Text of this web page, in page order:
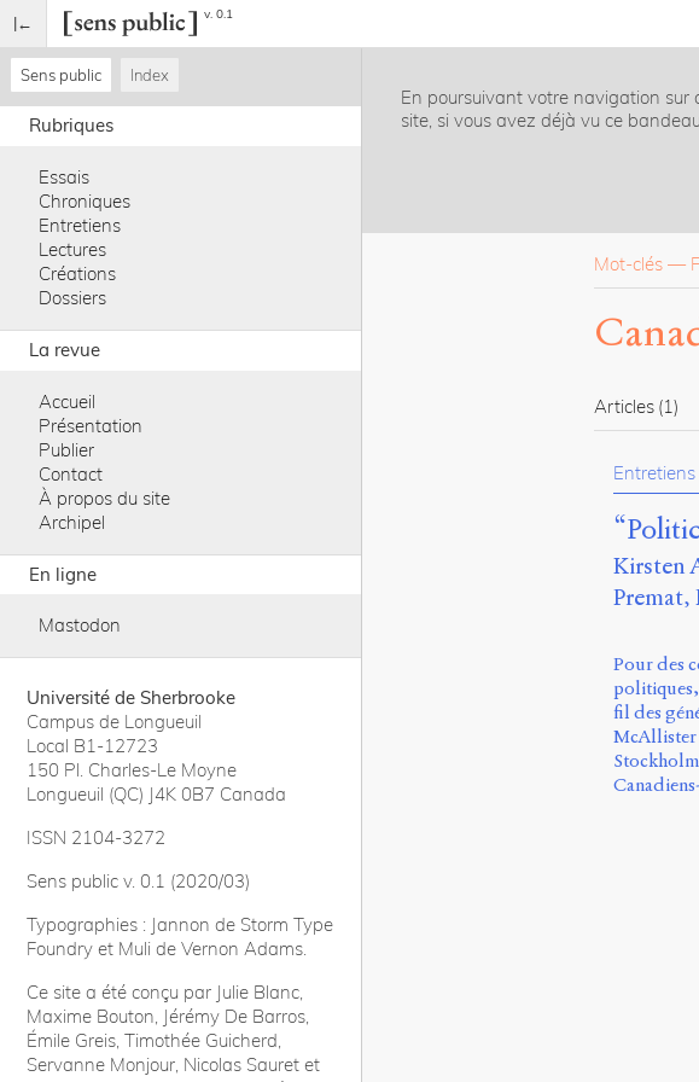
v. 0.1
Sens public Index
Rubriques
Essais
Chroniques
Entretiens
Lectures
Créations
Dossiers
La revue
Accueil
Présentation
Publier
Contact
À propos du site
Archipel
En ligne
Mastodon
Université de Sherbrooke
Campus de Longueuil
Local B1-12723
150 Pl. Charles-Le Moyne
Longueuil (QC) J4K 0B7 Canada
ISSN 2104-3272
Sens public v. 0.1 (2020/03)
Typographies : Jannon de Storm Type
Foundry et Muli de Vernon Adams.
Ce site a été conçu par Julie Blanc,
Maxime Bouton, Jérémy De Barros,
Émile Greis, Timothée Guicherd,
Servanne Monjour, Nicolas Sauret et
En poursuivant votre navigation sur
site, si vous avez déjà vu ce
Mot-clés —
Articles (1)
Entretiens
Kirsten
Premat
Pour des
politiques,
fil des
McAllister